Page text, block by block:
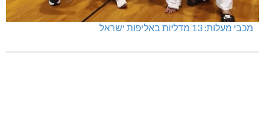
מכבי מעלות: 13 מדליות באליפות ישראל